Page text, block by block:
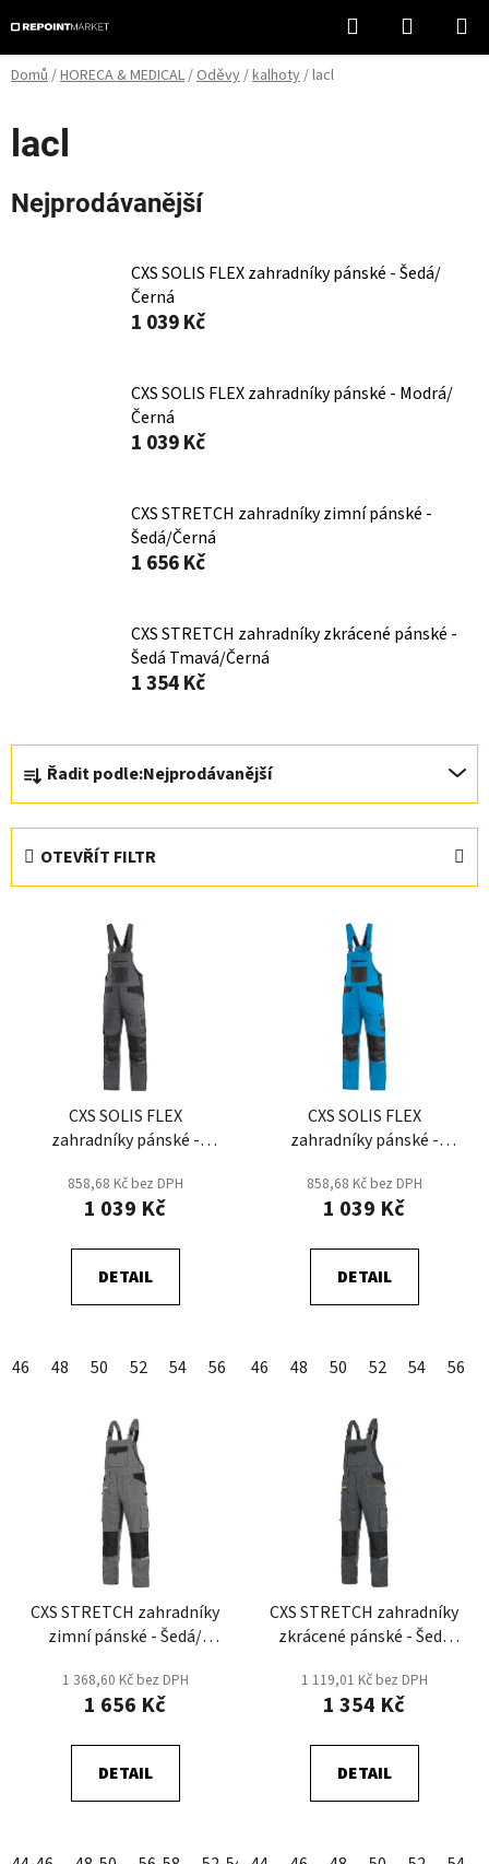
na
obsah
Hledat
KOŠÍK
Domů/HORECA & MEDICAL/Oděvy/kalhoty/lacl
lacl
Nejprodávanější
CXS SOLIS FLEX zahradníky pánské - Šedá/
Černá
1 039 Kč
CXS SOLIS FLEX zahradníky pánské - Modrá/
Černá
1 039 Kč
CXS STRETCH zahradníky zimní pánské -
Šedá/Černá
1 656 Kč
CXS STRETCH zahradníky zkrácené pánské -
Šedá Tmavá/Černá
1 354 Kč
z
Řadit podle:Nejprodávanější
OTEVŘÍT FILTR
CXS SOLIS FLEX
zahradníky pánské -
858,68 Kč bez DPH
1 039 Kč
DETAIL
46 48 50 52 54 56 58 60 62 64
CXS SOLIS FLEX
zahradníky pánské -
858,68 Kč bez DPH
1 039 Kč
DETAIL
46 48 50 52 54 56
CXS STRETCH zahradníky
zimní pánské - Šedá/
1 368,60 Kč bez DPH
1 656 Kč
DETAIL
CXS STRETCH zahradníky
zkrácené pánské - Šedá
1 119,01 Kč bez DPH
1 354 Kč
DETAIL